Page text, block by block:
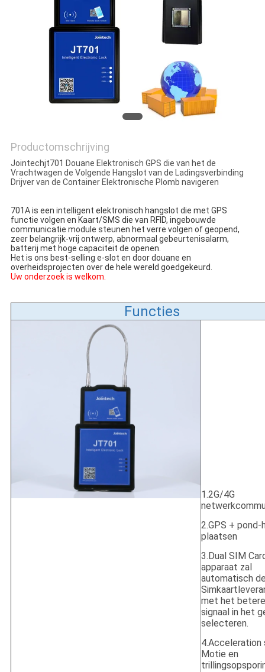
Productomschrijving
Jointechjt701 Douane Elektronisch GPS die van het de
Vrachtwagen de Volgende Hangslot van de Ladingsverbinding
Drijver van de Container Elektronische Plomb navigeren
701A is een intelligent elektronisch hangslot die met GPS
functie volgen en Kaart/SMS die van RFID, ingebouwde
communicatie module steunen het verre volgen of geopend,
zeer belangrijk-vrij ontwerp, abnormaal gebeurtenisalarm,
batterij met hoge capaciteit de openen.
Het is ons best-selling e-slot en door douane en
overheidsprojecten over de hele wereld goedgekeurd.
Uw onderzoek is welkom.
Functies
1.2G/4G
2.GPS + pond-
plaatsen
3.Dual SIM
apparaat zal
automatisch
met het betere
signaal in het
selecteren.
4.Acceleration
Motie en